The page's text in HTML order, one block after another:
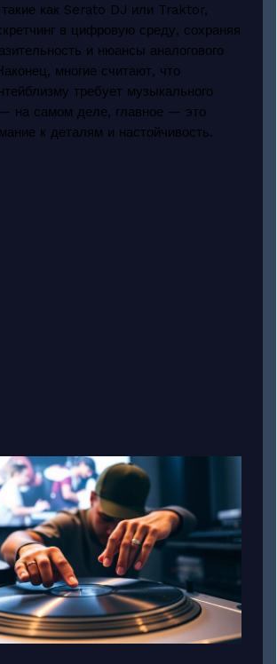
такие как Serato DJ или Traktor,
в цифровую среду, сохраняя
и нюансы аналогового
многие считают, что
требует музыкального
на самом деле, главное — это
к деталям и настойчивость.